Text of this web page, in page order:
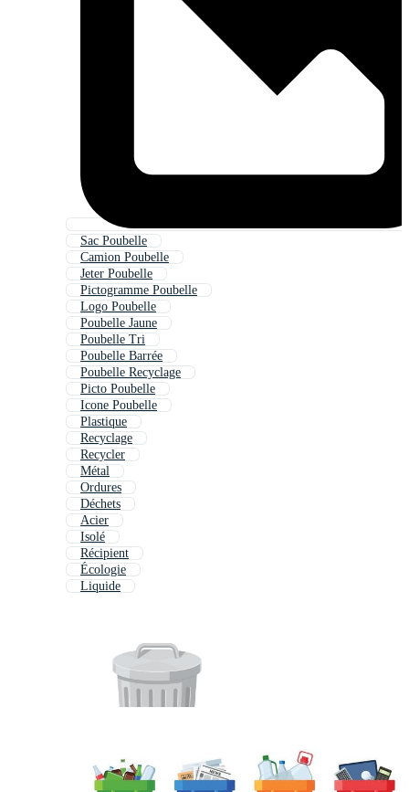
Sac Poubelle
Camion Poubelle
Jeter Poubelle
Pictogramme Poubelle
Logo Poubelle
Poubelle Jaune
Poubelle Tri
Poubelle Barrée
Poubelle Recyclage
Picto Poubelle
Icone Poubelle
Plastique
Recyclage
Recycler
Métal
Ordures
Déchets
Acier
Isolé
Récipient
Écologie
Liquide